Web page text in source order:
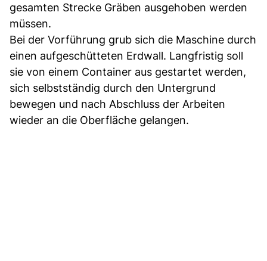
gesamten Strecke Gräben ausgehoben werden
müssen.
Bei der Vorführung grub sich die Maschine durch
einen aufgeschütteten Erdwall. Langfristig soll
sie von einem Container aus gestartet werden,
sich selbstständig durch den Untergrund
bewegen und nach Abschluss der Arbeiten
wieder an die Oberfläche gelangen.